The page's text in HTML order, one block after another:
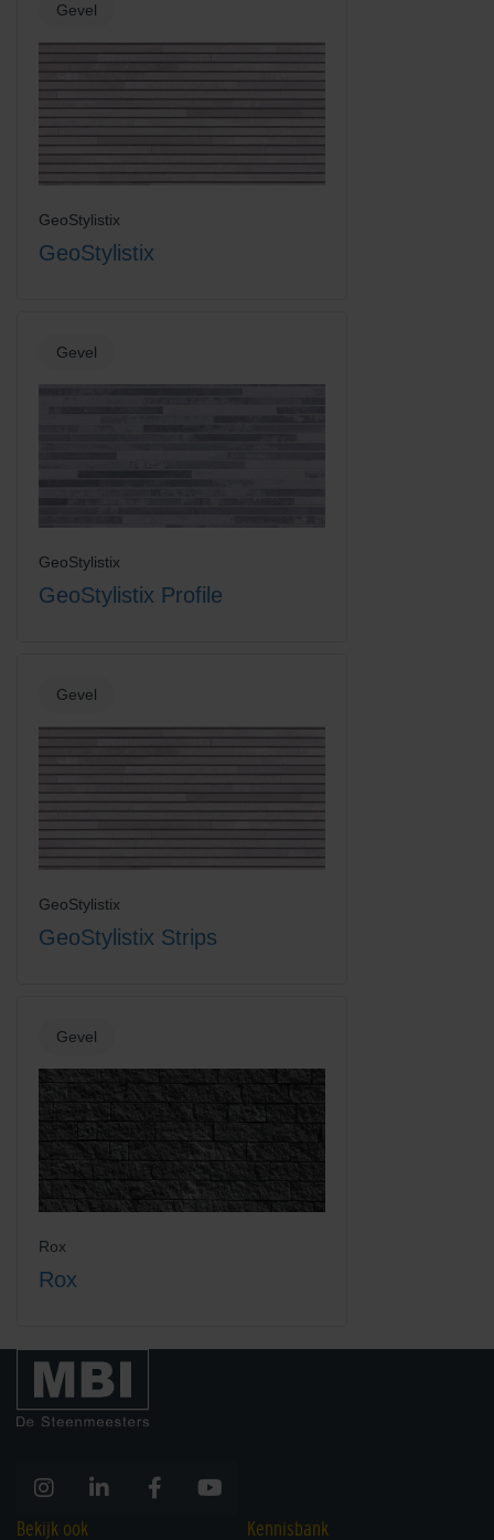
Vanilla Cream
Gevel
GeoStylistix
GeoStylistix
Gevel
GeoStylistix
GeoStylistix Profile
Gevel
GeoStylistix
GeoStylistix Strips
Gevel
Rox
Rox
Bekijk ook Kennisbank